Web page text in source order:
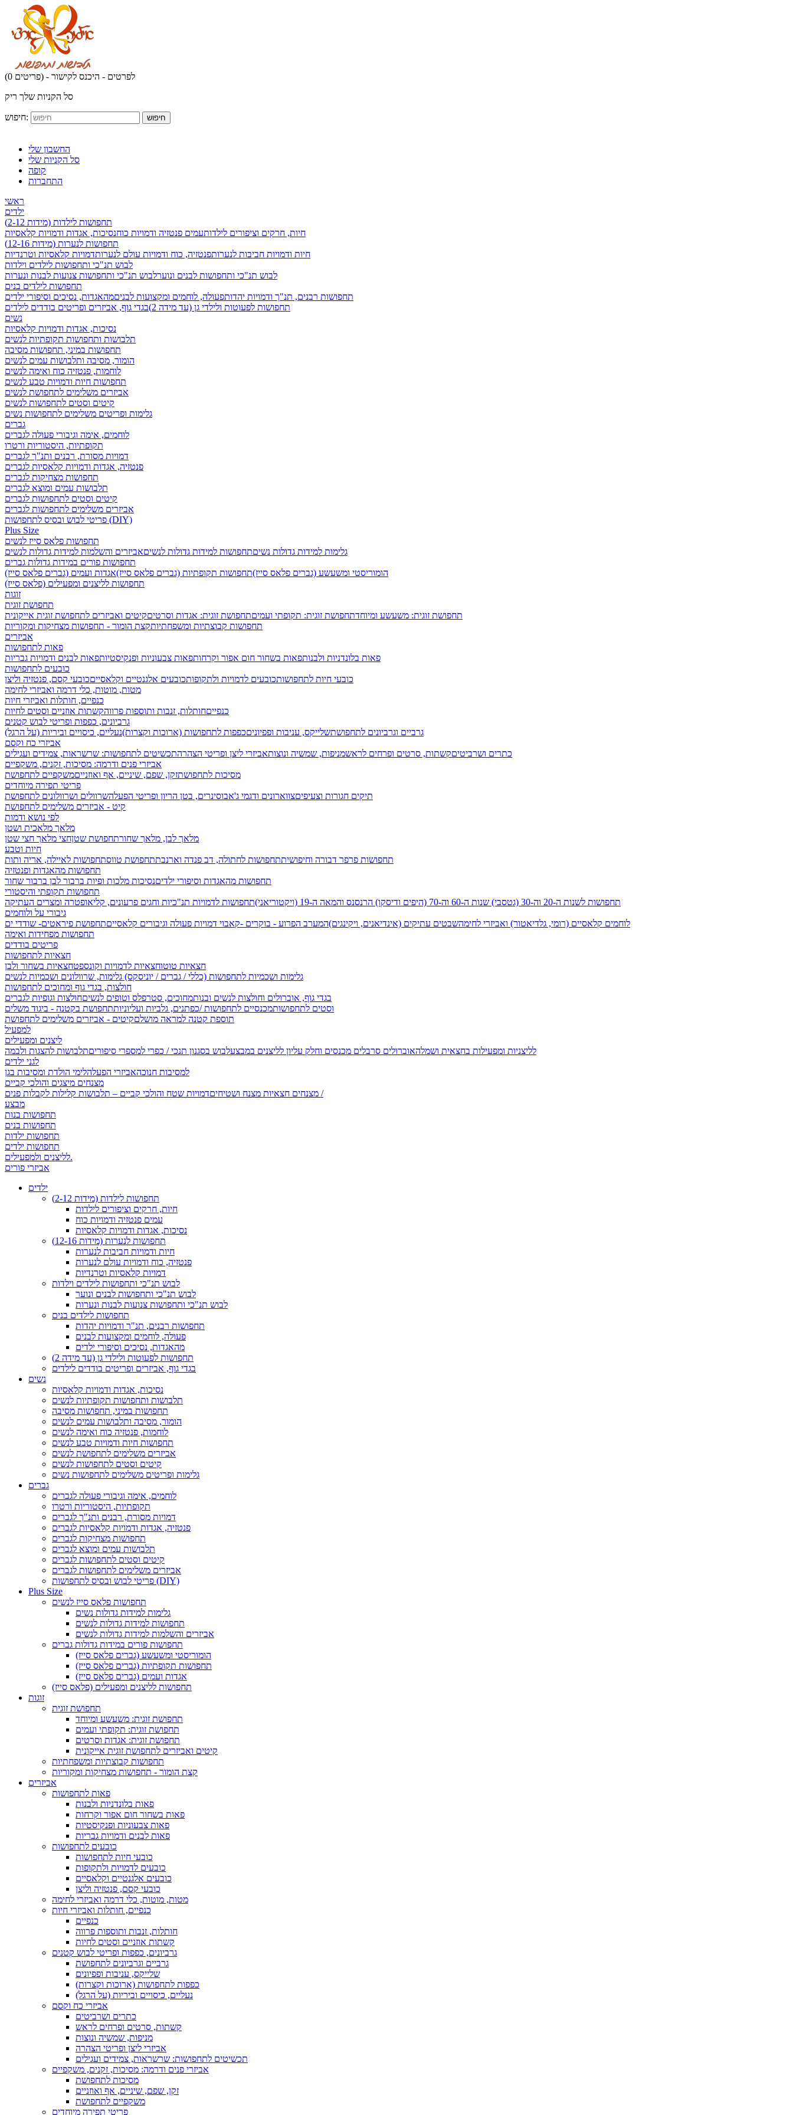
(0 פריטים) - לפרטים - היכנס לקישור
סל הקניות שלך ריק
חיפוש: חיפוש
החשבון שלי
סל הקניות שלי
קופה
התחברות
ראשי
ילדים
תחפושות לילדות (מידות 2-12)
חיות, חרקים וציפורים לילדותעמים פנטזיה ודמויות כוחנסיכות, אגדות ודמויות קלאסיות
תחפושות לנערות (מידות 12-16)
חיות ודמויות חביבות לנערותפנטזיה, כוח ודמויות עולם לנערותדמויות קלאסיות וטרנדיות
לבוש תנ"כי ותחפושות לילדים וילדות
לבוש תנ"כי ותחפושות לבנים ונוערלבוש תנ"כי ותחפושות צנועות לבנות ונערות
תחפושות לילדים בנים
תחפושות רבנים, תנ"ך ודמויות יהדותפעולה, לוחמים ומקצועות לבניםמהאגדות, נסיכים וסיפורי ילדים
תחפושות לפעוטות ולילדי גן (עד מידה 2)
בגדי גוף, אביזרים ופריטים בודדים לילדים
נשים
נסיכות, אגדות ודמויות קלאסיות
תלבושות ותחפושות תקופתיות לנשים
תחפושות במיני, תחפושות מסיבה
הומור, מסיבה ותלבושות עמים לנשים
לוחמות, פנטזיה כוח ואימה לנשים
תחפושות חיות ודמויות טבע לנשים
אביזרים משלימים לתחפושת לנשים
קיטים וסטים לתחפושות לנשים
גלימות ופריטים משלימים לתחפושות נשים
גברים
לוחמים, אימה וגיבורי פעולה לגברים
תקופתיות, היסטוריות ורטרו
דמויות מסורת, רבנים ותנ"ך לגברים
פנטזיה, אגדות ודמויות קלאסיות לגברים
תחפושות מצחיקות לגברים
תלבושות עמים ומוצא לגברים
קיטים וסטים לתחפושות לגברים
אביזרים משלימים לתחפושות לגברים
פריטי לבוש ובסיס לתחפושות (DIY)
Plus Size
תחפושות פלאס סייז לנשים
גלימות למידות גדולות נשיםתחפושות למידות גדולות לנשיםאביזרים והשלמות למידות גדולות לנשים
תחפושות פורים במידות גדולות גברים
הומוריסטי ומשעשע (גברים פלאס סייז)תחפושות תקופתיות (גברים פלאס סייז)אגדות ועמים (גברים פלאס סייז)
תחפושות לליצנים ומפעילים (פלאס סייז)
זוגות
תחפושת זוגית
תחפושת זוגית: משעשע ומיוחדתחפושת זוגית: תקופתי ועמיםתחפושת זוגית: אגדות וסרטיםקיטים ואביזרים לתחפושת זוגית אייקונית
תחפושות קבוצתיות ומשפחתיותקצת הומור - תחפושות מצחיקות ומקוריות
אביזרים
פאות לתחפושות
פאות בלונדניות ולבנותפאות בשחור חום אפור וקרחותפאות צבעוניות ופנקיסטיותפאות לבנים ודמויות גבריות
כובעים לתחפושות
כובעי חיות לתחפושותכובעים לדמויות ולתקופותכובעים אלגנטיים וקלאסייםכובעי קסם, פנטזיה וליצן
מטות, מוטות, כלי דרמה ואביזרי לחימה
כנפיים, חותלות ואביזרי חיות
כנפייםחותלות, זנבות ותוספות פרווהקשתות אוזניים וסטים לחיות
גרביונים, כפפות ופריטי לבוש קטנים
גרביים וגרביונים לתחפושתשלייקס, עניבות ופפיוניםכפפות לתחפושות (ארוכות וקצרות)נעליים, כיסויים וביריות (על הרגל)
אביזרי כח וקסם
כתרים ושרביטיםקשתות, סרטים ופרחים לראשמניפות, שמשיה ונוצותאביזרי ליצן ופריטי הצהרהתכשיטים לתחפושות: שרשראות, צמידים ועגילים
אביזרי פנים ודרמה: מסיכות, זקנים, משקפיים
מסיכות לתחפושתזקן, שפם, שיניים, אף ואוזנייםמשקפיים לתחפושת
פריטי תפירה מיוחדים
תיקים חגורות וצעיפיםצווארונים ודגמי ג'אבוסינרים, בטן הריון ופריטי הפעלהשרוולים ושרוולונים לתחפושת
קיט - אביזרים משלימים לתחפושת
לפי נושא ודמות
מלאך מלאכית ושטן
מלאך לבן, מלאך שחורתחפושת שטןחצי מלאך חצי שטן
חיות וטבע
תחפושות פרפר דבורה וחיפושיתתחפושות לחתולה, דב פנדה וארנבתתחפושת טווסתחפושות לאיילה, אריה ותות
תחפושות מהאגדות ופנטזיה
תחפושות מהאגדות וסיפורי ילדיםנסיכות מלכות ופיות ברבור לבן ברבור שחור
תחפושות תקופתי והיסטורי
תחפושות לשנות ה-20 וה-30 (גטסבי)
שנות ה-60 וה-70 (היפים ודיסקו) הרנסנס והמאה ה-19 (ויקטוריאני) תחפושות לדמויות תנ"כיות וחגים פרעונים, קליאופטרה ומצרים העתיקה
גיבורי על ולוחמים
לוחמים קלאסיים (רומי, גלדיאטור) ואביזרי לחימהשבטים עתיקים (אינדיאנים, ויקינגים)המערב הפרוע - בוקרים -קאבוי דמויות פעולה וגיבורים קלאסייםתחפושת פיראטים- שודדי ים
תחפושות מפחידות ואימה
פריטים בודדים
חצאיות לתחפושות
חצאיות טוטוחצאיות לדמויות וקונספטחצאיות בשחור ולבן
גלימות ושכמיות לתחפושות (כללי / גברים / יוניסקס) גלימות, שרוולונים ושכמיות לנשים
חולצות, בגדי גוף ומחוכים לתחפושות
בגדי גוף, אוברולים וחולצות לנשים ובנותמחוכים, סטרפלס וטופים לנשיםחולצות וגופיות לגברים
וסטים לתחפושותמכנסיים לתחפושות /כפתנים, גלביות ועליוניותתחפושת בקטנה - ביגוד משלים
תוספת קטנה למראה מושלםקיטים - אביזרים משלימים לתחפושת
למפעיל
ליצנים ומפעילים
לליצניות ומפעילות בחצאית ושמלהאוברולים סרבלים מכנסים וחלק עליון לליצנים במבצעלבוש בסגנון תנכי / כפרי למספרי סיפוריםתלבושות להצגות ולבמה
לגני ילדים
למסיבות חנוכהאביזרי הפעלהלימי הולדת ומסיבות בגן
מצנחים מיצגים והולכי קביים
מצנחים חצאיות מצנח ושטיחים דמויות שטח והולכי קביים – תלבושות קלילות לקבלות פנים /
מבצע
תחפושות בנות
תחפושות בנים
תחפושות ילדות
תחפושות ילדים
לליצנים ולמפעילים.
אביזרי פורים
ילדים
תחפושות לילדות (מידות 2-12)
חיות, חרקים וציפורים לילדות
עמים פנטזיה ודמויות כוח
נסיכות, אגדות ודמויות קלאסיות
תחפושות לנערות (מידות 12-16)
חיות ודמויות חביבות לנערות
פנטזיה, כוח ודמויות עולם לנערות
דמויות קלאסיות וטרנדיות
לבוש תנ"כי ותחפושות לילדים וילדות
לבוש תנ"כי ותחפושות לבנים ונוער
לבוש תנ"כי ותחפושות צנועות לבנות ונערות
תחפושות לילדים בנים
תחפושות רבנים, תנ"ך ודמויות יהדות
פעולה, לוחמים ומקצועות לבנים
מהאגדות, נסיכים וסיפורי ילדים
תחפושות לפעוטות ולילדי גן (עד מידה 2)
בגדי גוף, אביזרים ופריטים בודדים לילדים
נשים
נסיכות, אגדות ודמויות קלאסיות
תלבושות ותחפושות תקופתיות לנשים
תחפושות במיני, תחפושות מסיבה
הומור, מסיבה ותלבושות עמים לנשים
לוחמות, פנטזיה כוח ואימה לנשים
תחפושות חיות ודמויות טבע לנשים
אביזרים משלימים לתחפושת לנשים
קיטים וסטים לתחפושות לנשים
גלימות ופריטים משלימים לתחפושות נשים
גברים
לוחמים, אימה וגיבורי פעולה לגברים
תקופתיות, היסטוריות ורטרו
דמויות מסורת, רבנים ותנ"ך לגברים
פנטזיה, אגדות ודמויות קלאסיות לגברים
תחפושות מצחיקות לגברים
תלבושות עמים ומוצא לגברים
קיטים וסטים לתחפושות לגברים
אביזרים משלימים לתחפושות לגברים
פריטי לבוש ובסיס לתחפושות (DIY)
Plus Size
תחפושות פלאס סייז לנשים
גלימות למידות גדולות נשים
תחפושות למידות גדולות לנשים
אביזרים והשלמות למידות גדולות לנשים
תחפושות פורים במידות גדולות גברים
הומוריסטי ומשעשע (גברים פלאס סייז)
תחפושות תקופתיות (גברים פלאס סייז)
אגדות ועמים (גברים פלאס סייז)
תחפושות לליצנים ומפעילים (פלאס סייז)
זוגות
תחפושת זוגית
תחפושת זוגית: משעשע ומיוחד
תחפושת זוגית: תקופתי ועמים
תחפושת זוגית: אגדות וסרטים
קיטים ואביזרים לתחפושת זוגית אייקונית
תחפושות קבוצתיות ומשפחתיות
קצת הומור - תחפושות מצחיקות ומקוריות
אביזרים
פאות לתחפושות
פאות בלונדניות ולבנות
פאות בשחור חום אפור וקרחות
פאות צבעוניות ופנקיסטיות
פאות לבנים ודמויות גבריות
כובעים לתחפושות
כובעי חיות לתחפושות
כובעים לדמויות ולתקופות
כובעים אלגנטיים וקלאסיים
כובעי קסם, פנטזיה וליצן
מטות, מוטות, כלי דרמה ואביזרי לחימה
כנפיים, חותלות ואביזרי חיות
כנפיים
חותלות, זנבות ותוספות פרווה
קשתות אוזניים וסטים לחיות
גרביונים, כפפות ופריטי לבוש קטנים
גרביים וגרביונים לתחפושת
שלייקס, עניבות ופפיונים
כפפות לתחפושות (ארוכות וקצרות)
נעליים, כיסויים וביריות (על הרגל)
אביזרי כח וקסם
כתרים ושרביטים
קשתות, סרטים ופרחים לראש
מניפות, שמשיה ונוצות
אביזרי ליצן ופריטי הצהרה
תכשיטים לתחפושות: שרשראות, צמידים ועגילים
אביזרי פנים ודרמה: מסיכות, זקנים, משקפיים
מסיכות לתחפושת
זקן, שפם, שיניים, אף ואוזניים
משקפיים לתחפושת
פריטי תפירה מיוחדים